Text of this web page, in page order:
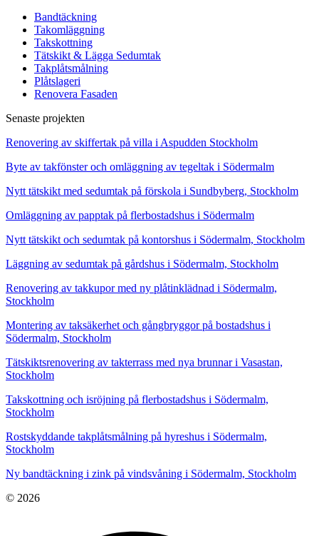
Bandtäckning
Takomläggning
Takskottning
Tätskikt & Lägga Sedumtak
Takplåtsmålning
Plåtslageri
Renovera Fasaden
Senaste projekten
Renovering av skiffertak på villa i Aspudden Stockholm
Byte av takfönster och omläggning av tegeltak i Södermalm
Nytt tätskikt med sedumtak på förskola i Sundbyberg, Stockholm
Omläggning av papptak på flerbostadshus i Södermalm
Nytt tätskikt och sedumtak på kontorshus i Södermalm, Stockholm
Läggning av sedumtak på gårdshus i Södermalm, Stockholm
Renovering av takkupor med ny plåtinklädnad i Södermalm,
Stockholm
Montering av taksäkerhet och gångbryggor på bostadshus i
Södermalm, Stockholm
Tätskiktsrenovering av takterrass med nya brunnar i Vasastan,
Stockholm
Takskottning och isröjning på flerbostadshus i Södermalm,
Stockholm
Rostskyddande takplåtsmålning på hyreshus i Södermalm,
Stockholm
Ny bandtäckning i zink på vindsvåning i Södermalm, Stockholm
© 2026